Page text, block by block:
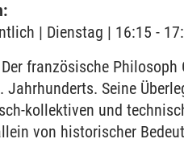
| Dienstag | 16:15 -
Der französische
Jahrhunderts. Seine
kollektiven und
von historischer